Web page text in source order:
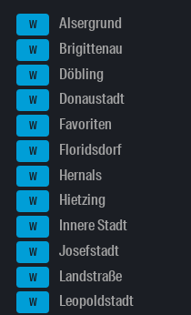
W Alsergrund
W Brigittenau
W Döbling
W Donaustadt
W Favoriten
W Floridsdorf
W Hernals
W Hietzing
W Innere Stadt
W Josefstadt
W Landstraße
W Leopoldstadt